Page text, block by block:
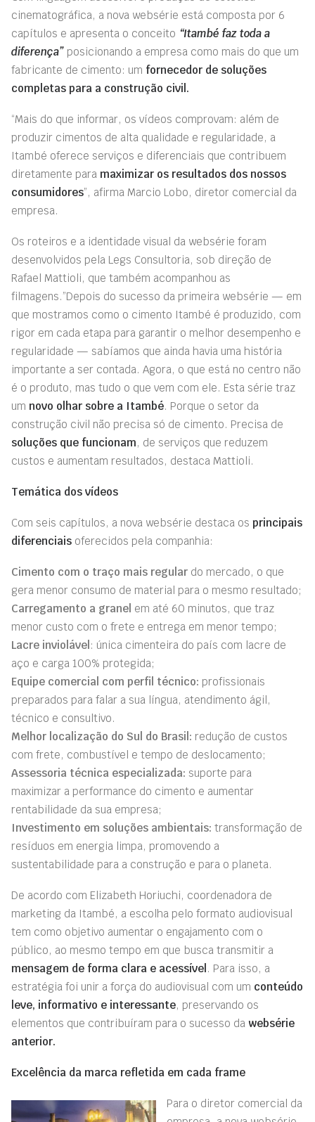
cinematográfica, a nova websérie está composta por 6
capítulos e apresenta o conceito “Itambé faz toda a
diferença” posicionando a empresa como mais do que um
fabricante de cimento: um fornecedor de soluções
completas para a construção civil .
“Mais do que informar, os vídeos comprovam: além de
produzir cimentos de alta qualidade e regularidade, a
Itambé oferece serviços e diferenciais que contribuem
diretamente para maximizar os resultados dos nossos
consumidores”, afirma Marcio Lobo, diretor comercial da
empresa.
Os roteiros e a identidade visual da websérie foram
desenvolvidos pela Legs Consultoria, sob direção de
Rafael Mattioli, que também acompanhou as
filmagens.”Depois do sucesso da primeira websérie — em
que mostramos como o cimento Itambé é produzido, com
rigor em cada etapa para garantir o melhor desempenho e
regularidade — sabíamos que ainda havia uma história
importante a ser contada. Agora, o que está no centro não
é o produto, mas tudo o que vem com ele. Esta série traz
um novo olhar sobre a Itambé. Porque o setor da
construção civil não precisa só de cimento. Precisa de
soluções que funcionam, de serviços que reduzem
custos e aumentam resultados, destaca Mattioli.
Temática dos vídeos
Com seis capítulos, a nova websérie destaca os principais
diferenciais oferecidos pela companhia:
Cimento com o traço mais regular do mercado, o que
gera menor consumo de material para o mesmo resultado;
Carregamento a granel em até 60 minutos, que traz
menor custo com o frete e entrega em menor tempo;
Lacre inviolável : única cimenteira do país com lacre de
aço e carga 100% protegida;
Equipe comercial com perfil técnico: profissionais
preparados para falar a sua língua, atendimento ágil,
técnico e consultivo.
Melhor localização do Sul do Brasil: redução de custos
com frete, combustível e tempo de deslocamento;
Assessoria técnica especializada: suporte para
maximizar a performance do cimento e aumentar
rentabilidade da sua empresa;
Investimento em soluções ambientais: transformação de
resíduos em energia limpa, promovendo a
sustentabilidade para a construção e para o planeta.
De acordo com Elizabeth Horiuchi, coordenadora de
marketing da Itambé, a escolha pelo formato audiovisual
tem como objetivo aumentar o engajamento com o
público, ao mesmo tempo em que busca transmitir a
mensagem de forma clara e acessível . Para isso, a
estratégia foi unir a força do audiovisual com um conteúdo
leve, informativo e interessante, preservando os
elementos que contribuíram para o sucesso da websérie
anterior.
Excelência da marca refletida em cada frame
Para o diretor comercial da